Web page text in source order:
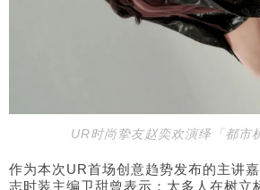
UR时尚挚友赵奕欢演绎 「都市
作为本次UR首场创意趋势发布的主讲
志时装主编卫甜曾表示：太多人在树立